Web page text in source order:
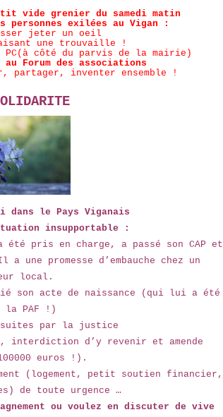
vide grenier du samedi matin
personnes exilées au Vigan :
jeter un oeil
une trouvaille !
côté du parvis de la mairie)
Forum des associations
partager, inventer ensemble !
dans le Pays Viganais
insupportable :
pris en charge, a passé son CAP et
une promesse d’embauche chez un
local.
son acte de naissance (qui lui a été
PAF !)
par la justice
d’y revenir et amende
euros !).
(logement, petit soutien financier,
de toute urgence …
ou voulez en discuter de vive